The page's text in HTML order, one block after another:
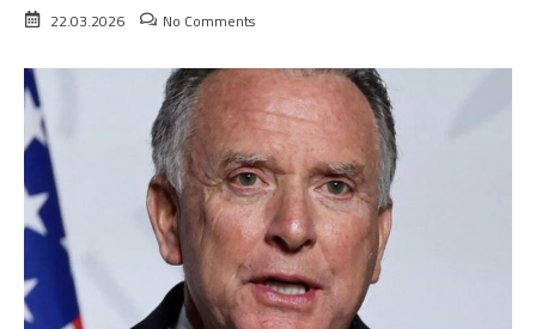
22.03.2026
No Comments